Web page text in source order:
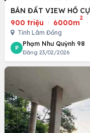
BÁN ĐẤT VIEW HỒ
900 triệu · 6000m
2
·
Tỉnh Lâm Đồng
P
Phạm Như Quỳnh 98
Đăng 23/02/2026